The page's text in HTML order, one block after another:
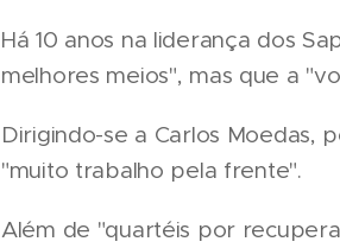
Há 10 anos na liderança dos
melhores meios", mas que a
Dirigindo-se a Carlos Moedas,
"muito trabalho pela frente".
Além de "quartéis por